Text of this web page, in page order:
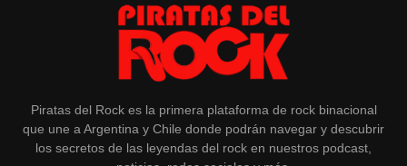
Piratas del Rock es la primera plataforma de rock binacional
que une a Argentina y Chile donde podrán navegar y descubrir
los secretos de las leyendas del rock en nuestros podcast,